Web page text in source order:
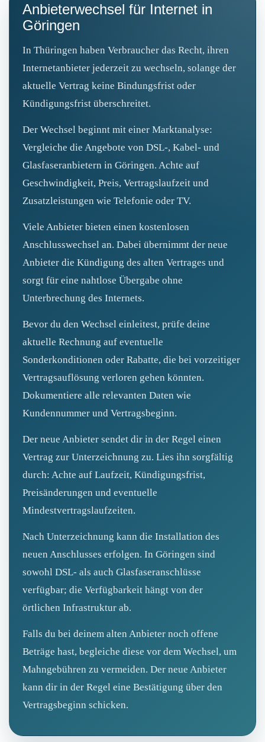
Anbieterwechsel für Internet in
Göringen
In Thüringen haben Verbraucher das Recht, ihren
Internetanbieter jederzeit zu wechseln, solange der
aktuelle Vertrag keine Bindungsfrist oder
Kündigungsfrist überschreitet.
Der Wechsel beginnt mit einer Marktanalyse:
Vergleiche die Angebote von DSL-, Kabel- und
Glasfaseranbietern in Göringen. Achte auf
Geschwindigkeit, Preis, Vertragslaufzeit und
Zusatzleistungen wie Telefonie oder TV.
Viele Anbieter bieten einen kostenlosen
Anschlusswechsel an. Dabei übernimmt der neue
Anbieter die Kündigung des alten Vertrages und
sorgt für eine nahtlose Übergabe ohne
Unterbrechung des Internets.
Bevor du den Wechsel einleitest, prüfe deine
aktuelle Rechnung auf eventuelle
Sonderkonditionen oder Rabatte, die bei vorzeitiger
Vertragsauflösung verloren gehen könnten.
Dokumentiere alle relevanten Daten wie
Kundennummer und Vertragsbeginn.
Der neue Anbieter sendet dir in der Regel einen
Vertrag zur Unterzeichnung zu. Lies ihn sorgfältig
durch: Achte auf Laufzeit, Kündigungsfrist,
Preisänderungen und eventuelle
Mindestvertragslaufzeiten.
Nach Unterzeichnung kann die Installation des
neuen Anschlusses erfolgen. In Göringen sind
sowohl DSL- als auch Glasfaseranschlüsse
verfügbar; die Verfügbarkeit hängt von der
örtlichen Infrastruktur ab.
Falls du bei deinem alten Anbieter noch offene
Beträge hast, begleiche diese vor dem Wechsel, um
Mahngebühren zu vermeiden. Der neue Anbieter
kann dir in der Regel eine Bestätigung über den
Vertragsbeginn schicken.